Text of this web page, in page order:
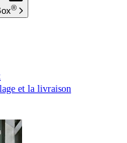
®
et la livraison